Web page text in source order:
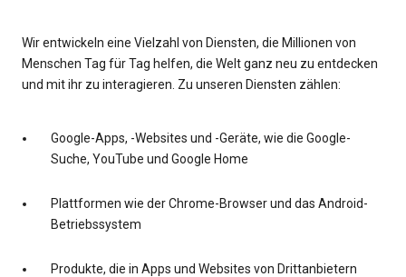
Wir entwickeln eine Vielzahl von Diensten, die Millionen von
Menschen Tag für Tag helfen, die Welt ganz neu zu entdecken
und mit ihr zu interagieren. Zu unseren Diensten zählen:
Google-Apps, -Websites und -Geräte, wie die Google-
Suche, YouTube und Google Home
Plattformen wie der Chrome-Browser und das Android-
Betriebssystem
Produkte, die in Apps und Websites von Drittanbietern